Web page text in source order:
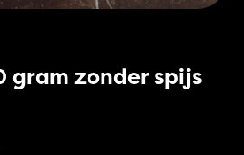
gram zonder spijs